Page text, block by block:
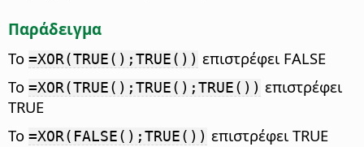
Παράδειγμα
Το =XOR(TRUE();TRUE()) επιστρέφει FALSE
Το =XOR(TRUE();TRUE();TRUE()) επιστρέφει
TRUE
Το =XOR(FALSE();TRUE()) επιστρέφει TRUE